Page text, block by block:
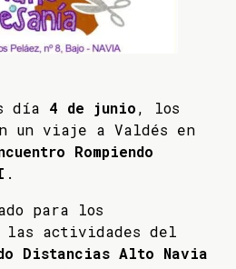
día 4 de junio, los
un viaje a Valdés en
Rompiendo
.
para los
las actividades del
Distancias Alto Navia